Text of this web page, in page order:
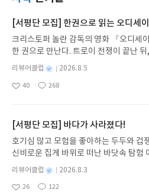
는 사랑이여불타는 사랑이 붉게 물들어게
우고삼바 춤을 추는 삼바스타처럼오늘도
불타는 사랑으로신나게 춤을 춘다 P.39*
의 꽃은 꽃잎이 이중으로 주름잡힌 치마
것을 시인은 살사춤을 추는 여인에 비유
어져 약한 바람에도 흔들리는 붉은 꽃잎
나치지 않고 그 내면을 보고자 하는 시인
겨울에는 안면홍조도 생긴다여러 가지로
가 많다이래서 안 되겠다!갑자기 한마음
집안을 안정하게 만들기 위해순리를 따
원추꽃차례를 지켜서남천의 집안을 튼
고남천의 가정은 복을 찾게 되었다시월에
열매와붉은 단풍으로 세상의 복을 불러
할 철학의 세계’로 구성된 글에서 그는 인
심적 세계관을 넘어 모든 존재의 상호 연
성, 존재의 세계의 역동적 상호 작용을
‘내부와 외부’, ‘주체와 객체’ ‘자연과 문
법적 사고를 해체한다는 것이다. 저자인
렌체 대학교에서 중세철학 및 문헌학 박
감각적인 삶>, <식물의 삶>, <집의 철학
이 있다.<식물의 삶>의 서문에서, 이 책은
성과 침묵, 그리고 우리가 ‘문화’라 부르
들을 되살려보려는 시도다.(p.3)”라고 밝
이 세상의 근본은 식물에 있으며, 그중에
[서평단 모집] 한권으로 읽는 오디세
크리스토퍼 놀란 감독의 영화 『오디세
한 권으로 만난다. 트로이 전쟁이 끝난 뒤
세우스는 고향 이타케로 돌아가기 위해
녀 키르케, 세이렌의 노래, 포세이돈의 분
나간다. 그리스 철학 전공자인 옮긴이가
지 않고 끝까지 읽을 수 있다. 3천 년을 이
게 펼쳐진다.한권으로 읽는 오디세이아글
스 저/육혜원 역출판사이화북스 예스24
기모집인원 : 5명신청기간 : 2026.08.05
09발표일자 : 2026.08.13리뷰 작성기한
별
리뷰어클럽
성
2026.8.5
좋
40
댓
268
작
[서평단 모집] 바다가 사라졌다!
호기심 많고 모험을 좋아하는 두두와 겁
신비로운 집게 바위로 떠난 바닷속 탐험
이, 소라게, 낙지 같은 바다 친구들과 신나
갑자기 거대해진 집게 바위의 비밀을 마
데, 과연 바다에 무슨 일이 벌어진 걸까요
별
리뷰어클럽
성
2026.8.3
좋
26
댓
122
작